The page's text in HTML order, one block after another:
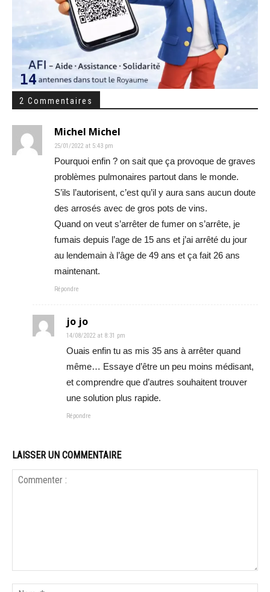
2 Commentaires
Michel Michel
25/01/2022 at 5:43 pm
Pourquoi enfin ? on sait que ça provoque de graves
problèmes pulmonaires partout dans le monde.
S’ils l’autorisent, c’est qu’il y aura sans aucun doute
des arrosés avec de gros pots de vins.
Quand on veut s’arrêter de fumer on s’arrête, je
fumais depuis l’age de 15 ans et j’ai arrêté du jour
au lendemain à l’âge de 49 ans et ça fait 26 ans
maintenant.
Répondre
jo jo
14/08/2022 at 8:31 pm
Ouais enfin tu as mis 35 ans à arrêter quand
même… Essaye d’être un peu moins médisant,
et comprendre que d’autres souhaitent trouver
une solution plus rapide.
Répondre
LAISSER UN COMMENTAIRE